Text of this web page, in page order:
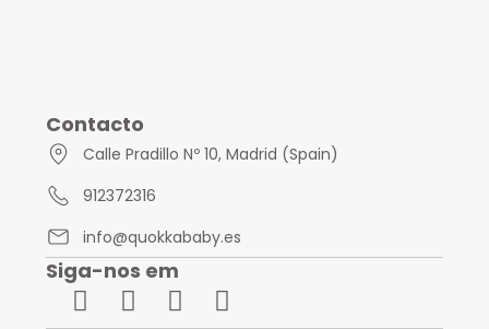
Contacto
Calle Pradillo Nº 10, Madrid (Spain)
912372316
info@quokkababy.es
Siga-nos em